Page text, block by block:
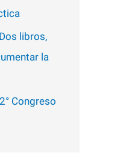
Dos libros,
la
Congreso